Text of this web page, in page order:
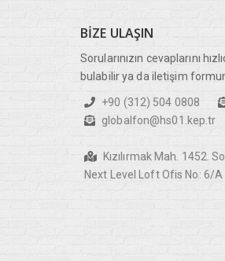
BIZE ULAŞIN
Sorularınızın cevaplarını
bulabilir ya da iletişim
+90 (312) 504 0808
globalfon@hs01.kep.tr
Kızılırmak Mah. 1452.
Next Level Loft Ofis No: 6/